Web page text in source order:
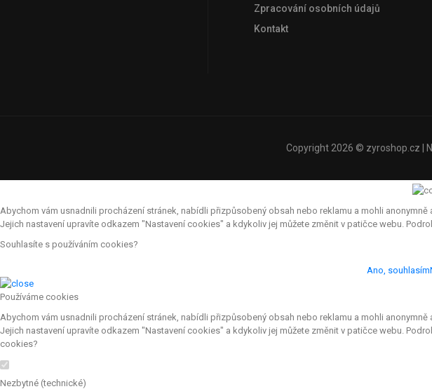
Zpracování osobních údajů
Kontakt
Copyright 2026 © zyroshop.cz
Abychom vám usnadnili procházení stránek, nabídli přizpůsobený obsah nebo reklamu a mohli
Jejich nastavení upravíte odkazem "Nastavení cookies" a kdykoliv jej můžete změnit v patičce webu.
Souhlasíte s používáním cookies?
Ano, souhlasím
Používáme cookies
Abychom vám usnadnili procházení stránek, nabídli přizpůsobený obsah nebo reklamu a mohli
Jejich nastavení upravíte odkazem "Nastavení cookies" a kdykoliv jej můžete změnit v patičce webu.
cookies?
Nezbytné (technické)